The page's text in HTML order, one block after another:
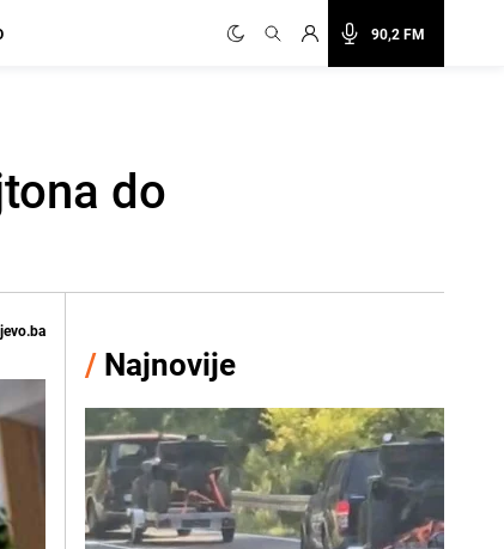
90,2 FM
do
/ Najnovije